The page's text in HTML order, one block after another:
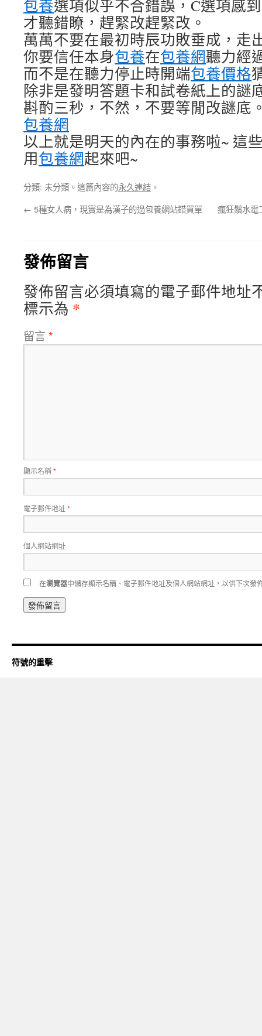
包養選項似乎不合錯誤，C選項感
才聽錯瞭，趕緊改趕緊改。
萬萬不要在最初時辰功敗垂成，走
你要信任本身包養在包養網聽力經
而不是在聽力停止時開端包養價格
除非是發明答題卡和試卷紙上的謎
斟酌三秒，不然，不要等閒改謎底
包養網
以上就是明天的內在的事務啦~ 這
用包養網起來吧~
分類: 未分類。這篇內容的永久連結 。
← 5種女人病，現實是為漢子的過包養網站錯買單 瘋狂鬚水電
發佈留言
發佈留言必須填寫的電子郵件地址
標示為 *
留言 *
顯示名稱*
電子郵件地址*
個人網站網址
在瀏覽器中儲存顯示名稱、電子郵件地址及個人網站網址，以供下次發
符號的重擊